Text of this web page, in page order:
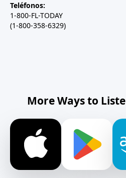
Teléfonos:
1-800-FL-TODAY
(1-800-358-6329)
More Ways to